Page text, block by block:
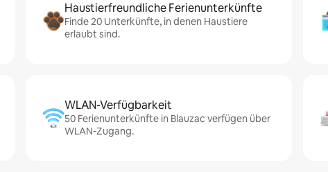
Haustierfreundliche Ferienunterkünfte
Finde 20 Unterkünfte, in denen Haustiere
erlaubt sind.
WLAN-Verfügbarkeit
50 Ferienunterkünfte in Blauzac verfügen über
WLAN-Zugang.